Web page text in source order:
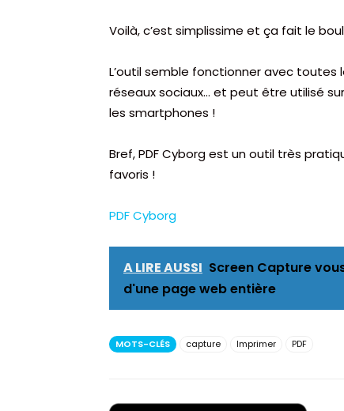
Voilà, c’est simplissime et ça fait le
L’outil semble fonctionner avec toutes
réseaux sociaux… et peut être utilisé
les smartphones !
Bref, PDF Cyborg est un outil très
favoris !
PDF Cyborg
A LIRE AUSSI Screen Capture
d'une page web entière
MOTS-CLÉS capture Imprimer PDF